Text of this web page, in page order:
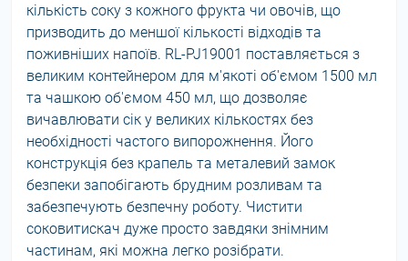
кількість соку з кожного фрукта чи овочів, що
призводить до меншої кількості відходів та
поживніших напоїв. RL-PJ19001 поставляється з
великим контейнером для м'якоті об'ємом 1500 мл
та чашкою об'ємом 450 мл, що дозволяє
вичавлювати сік у великих кількостях без
необхідності частого випорожнення. Його
конструкція без крапель та металевий замок
безпеки запобігають брудним розливам та
забезпечують безпечну роботу. Чистити
соковитискач дуже просто завдяки знімним
частинам, які можна легко розібрати.